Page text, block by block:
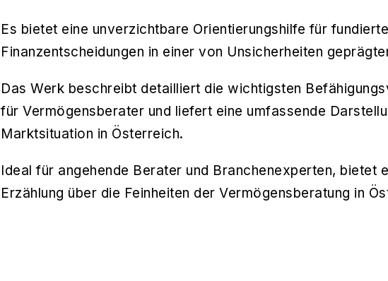
Es bietet eine unverzichtbare Orientierungshilfe für fundierte
Finanzentscheidungen in einer von Unsicherheiten
Das Werk beschreibt detailliert die wichtigsten
für Vermögensberater und liefert eine umfassende
Marktsituation in Österreich.
Ideal für angehende Berater und Branchenexperten, bietet
Erzählung über die Feinheiten der Vermögensberatung in